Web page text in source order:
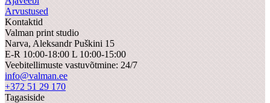
Arvustused
Kontaktid
Valman print studio
Narva, Aleksandr Puškini 15
E-R 10:00-18:00 L 10:00-15:00
Veebitellimuste vastuvõtmine: 24/7
info@valman.ee
+372 51 29 170
Tagasiside